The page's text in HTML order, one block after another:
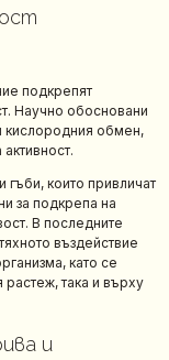
подкрепят
Научно обосновани
кислородния обмен,
гъби, които привличат
за подкрепа на
В последните
въздействие
като се
растеж, така и върху
и